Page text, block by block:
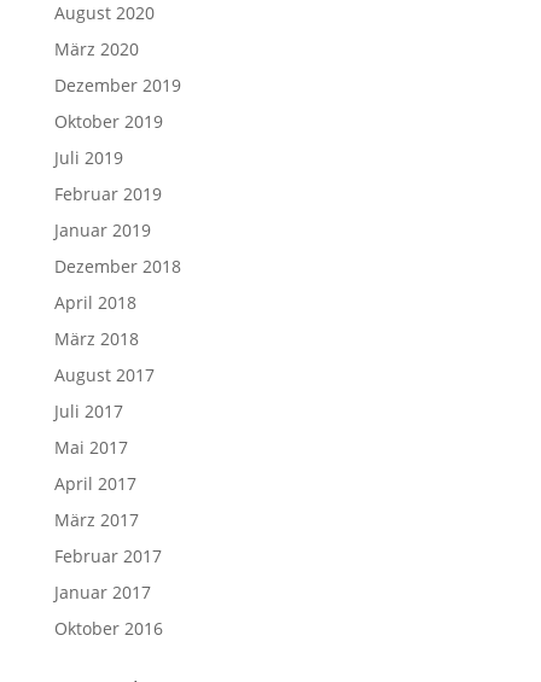
August 2020
März 2020
Dezember 2019
Oktober 2019
Juli 2019
Februar 2019
Januar 2019
Dezember 2018
April 2018
März 2018
August 2017
Juli 2017
Mai 2017
April 2017
März 2017
Februar 2017
Januar 2017
Oktober 2016